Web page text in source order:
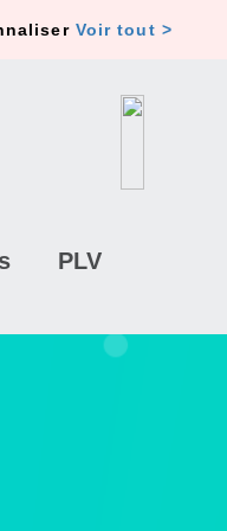
Voir tout >
PLV